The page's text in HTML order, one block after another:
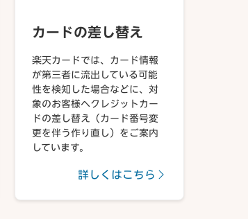
カードの差し替え
楽天カードでは、カード情報
が第三者に流出している可能
性を検知した場合などに、対
象のお客様へクレジットカー
ドの差し替え（カード番号変
更を伴う作り直し）をご案内
しています。
詳しくはこちら